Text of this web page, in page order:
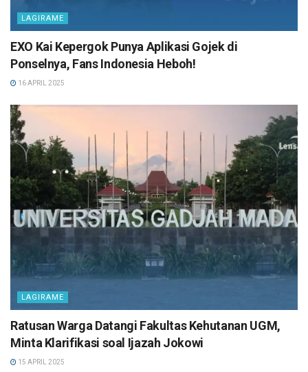
LAGIRAME
EXO Kai Kepergok Punya Aplikasi Gojek di
Ponselnya, Fans Indonesia Heboh!
16 APRIL 2025
LAGIRAME
Ratusan Warga Datangi Fakultas Kehutanan UGM,
Minta Klarifikasi soal Ijazah Jokowi
15 APRIL 2025